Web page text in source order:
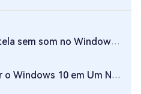
som no Windows 10: como consertar?
10 em Um Novo Disco Rígido